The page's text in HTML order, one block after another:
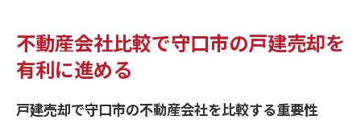
不動産会社比較で守口市の戸建売却を
有利に進める
戸建売却で守口市の不動産会社を比較する重要性